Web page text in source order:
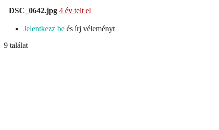
DSC_0642.jpg 4 év telt el
Jelentkezz be és írj véleményt
9 találat